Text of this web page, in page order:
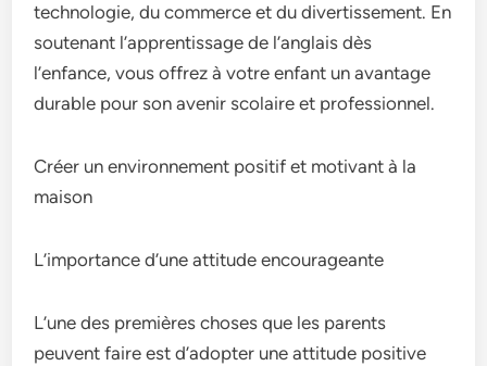
technologie, du commerce et du divertissement. En
soutenant l’apprentissage de l’anglais dès
l’enfance, vous offrez à votre enfant un avantage
durable pour son avenir scolaire et professionnel.
Créer un environnement positif et motivant à la
maison
L’importance d’une attitude encourageante
L’une des premières choses que les parents
peuvent faire est d’adopter une attitude positive